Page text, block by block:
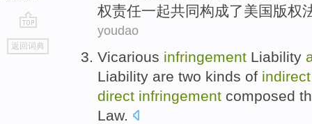
go
top
返回词典
权责任一起共同构成了美国版权
youdao
Vicarious infringement Liability
Liability are two kinds of indirect
direct infringement composed
Law.